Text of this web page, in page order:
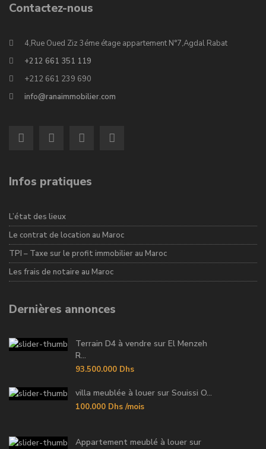
Contactez-nous
4,Rue Oued Ziz 3éme étage appartement N°7,Agdal Rabat
+212 661 351 119
+212 661 239 690
info@ranaimmobilier.com
Infos pratiques
L’état des lieux
Le contrat de location au Maroc
TPI – Taxe sur le profit immobilier au Maroc
Les frais de notaire au Maroc
Dernières annonces
Terrain D4 à vendre sur El Menzeh
R...
93.500.000 Dhs
villa meublée à louer sur Souissi O...
100.000 Dhs /mois
Appartement meublé à louer sur